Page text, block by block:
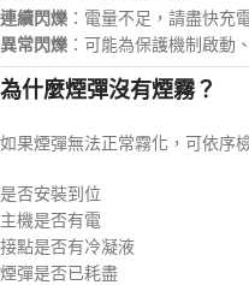
連續閃爍 ：電量不足，請盡快充
異常閃爍 ：可能為保護機制啟動
為什麼煙彈沒有煙霧？
如果煙彈無法正常霧化，可依序
是否安裝到位
主機是否有電
接點是否有冷凝液
煙彈是否已耗盡